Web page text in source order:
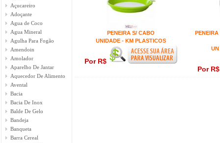
Açucareiro
Adoçante
Agua de Coco
Agua Mineral
Agulha Para Fogão
Amendoin
Amolador
Aparelho De Jantar
Aquecedor De Alimento
Avental
Bacia
Bacia De Inox
Balde De Gelo
Bandeja
Banqueta
Barra Cereal
PENEIRA S/ CABO
UNIDADE - KM PLASTICOS
Por R$
UN
Por